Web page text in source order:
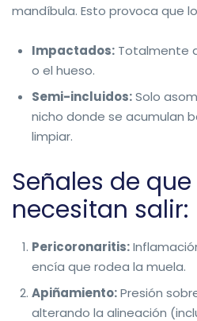
mandíbula. Esto provoca que
Impactados: Totalmente
o el hueso.
Semi-incluidos:Solo
nicho donde se acumulan
limpiar.
Señales de
necesitan salir:
Pericoronaritis:
encía que rodea la muela.
Apiñamiento:Presión
alterando la alineación